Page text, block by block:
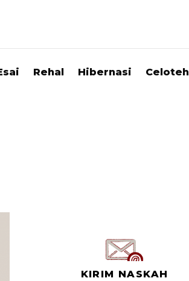
Rehal Hibernasi Celoteh
KIRIM NASKAH